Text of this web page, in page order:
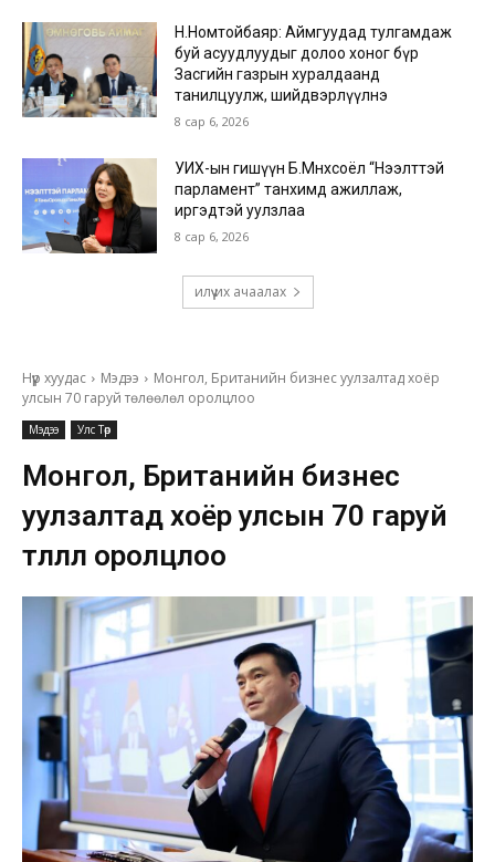
Н.Номтойбаяр: Аймгуудад тулгамдаж
буй асуудлуудыг долоо хоног бүр
Засгийн газрын хуралдаанд
танилцуулж, шийдвэрлүүлнэ
8 сар 6, 2026
УИХ-ын гишүүн Б.Мөнхсоёл “Нээлттэй
парламент” танхимд ажиллаж,
иргэдтэй уулзлаа
8 сар 6, 2026
илүү их ачаалах